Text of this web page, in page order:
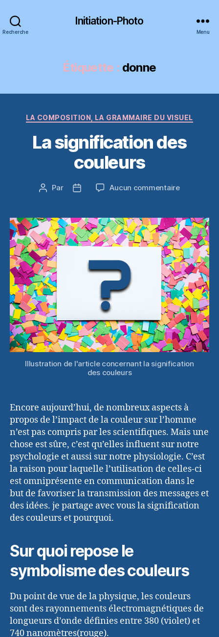
Recherche
Initiation-Photo
Menu
Étiquette : donne
Catégories
LA COMPOSITION, LA GRAMMAIRE DU VISUEL
La signification des
couleurs
Auteur
Par
Date
Aucun commentairesur
des
couleurs
Illustration de l'article concernant la signification
des couleurs
Encore aujourd’hui, de nombreux aspects à
propos de l’impact de la couleur sur l’homme
n’est pas compris par les scientifiques. Mais une
chose est sûre, c’est qu’elles influent sur notre
psychologie et aussi sur notre physiologie. C’est
la raison pour laquelle l’utilisation de celles-ci
est omniprésente en communication dans le
but de favoriser la transmission des messages et
des idées. je partage avec vous la signification
des couleurs et pourquoi.
Sur quoi repose le
symbolisme des couleurs
Du point de vue de la physique, les couleurs
sont des rayonnements électromagnétiques de
longueurs d’onde définies entre 380 (violet) et
740 nanomètres(rouge).